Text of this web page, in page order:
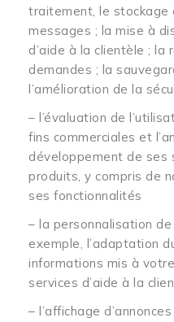
traitement, le stockage
messages ; la mise à
d’aide à la clientèle ; la
demandes ; la
l’amélioration de la
– l’évaluation de
fins commerciales et
développement de ses
produits, y compris de
ses fonctionnalités
– la personnalisation
exemple, l’adaptation
informations mis à
services d’aide à la
– l’affichage